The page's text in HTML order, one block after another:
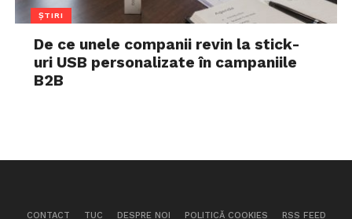
ȘTIRI
De ce unele companii revin la stick-
uri USB personalizate în campaniile
B2B
CONTACT TUC DESPRE NOI POLITICĂ COOKIES RSS FEED